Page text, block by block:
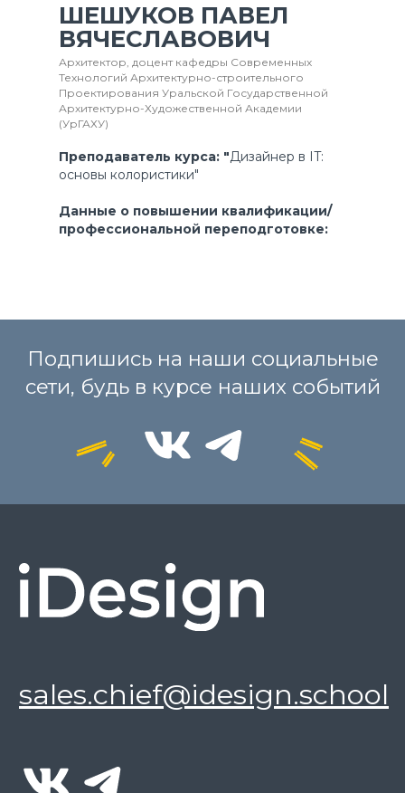
ШЕШУКОВ ПАВЕЛ
ВЯЧЕСЛАВОВИЧ
Архитектор, доцент кафедры Современных
Технологий Архитектурно-строительного
Проектирования Уральской Государственной
Архитектурно-Художественной Академии
(УрГАХУ)
Преподаватель курса: "Дизайнер в IT:
основы колористики"
Данные о повышении квалификации/
профессиональной переподготовке: